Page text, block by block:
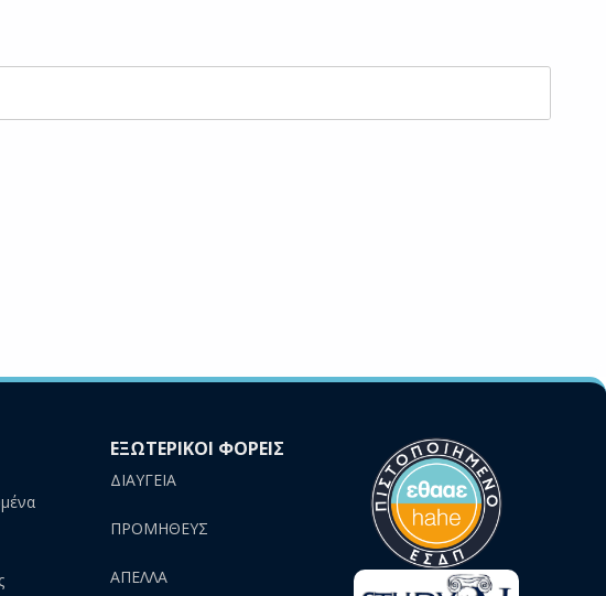
ΕΞΩΤΕΡΙΚΟΙ ΦΟΡΕΙΣ
ΔΙΑΥΓΕΙΑ
ΠΡΟΜΗΘΕΥΣ
AΠΕΛΛΑ